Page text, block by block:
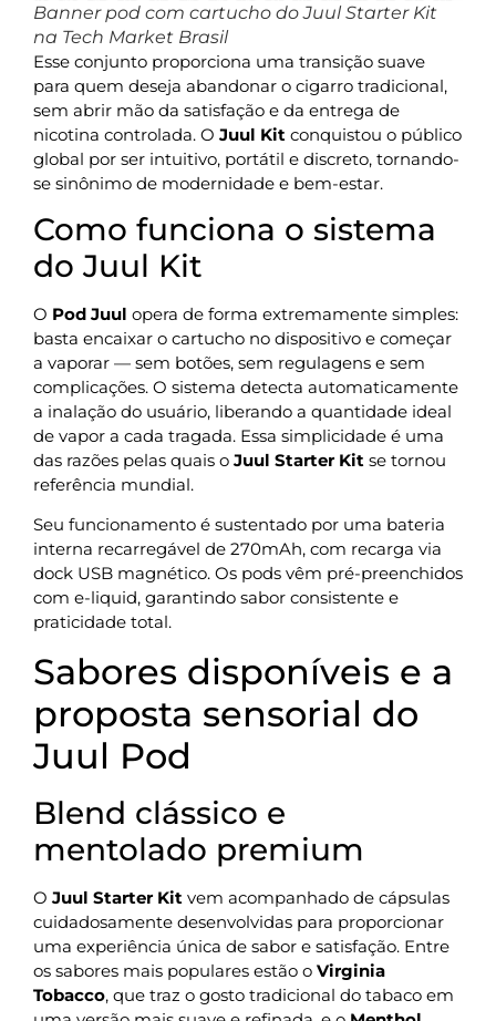
Banner pod com cartucho do Juul Starter Kit
na Tech Market Brasil
Esse conjunto proporciona uma transição suave
para quem deseja abandonar o cigarro tradicional,
sem abrir mão da satisfação e da entrega de
nicotina controlada. O Juul Kit conquistou o público
global por ser intuitivo, portátil e discreto, tornando-
se sinônimo de modernidade e bem-estar.
Como funciona o sistema
do Juul Kit
O Pod Juul opera de forma extremamente simples:
basta encaixar o cartucho no dispositivo e começar
a vaporar — sem botões, sem regulagens e sem
complicações. O sistema detecta automaticamente
a inalação do usuário, liberando a quantidade ideal
de vapor a cada tragada. Essa simplicidade é uma
das razões pelas quais o Juul Starter Kit se tornou
referência mundial.
Seu funcionamento é sustentado por uma bateria
interna recarregável de 270mAh, com recarga via
dock USB magnético. Os pods vêm pré-preenchidos
com e-liquid, garantindo sabor consistente e
praticidade total.
Sabores disponíveis e a
proposta sensorial do
Juul Pod
Blend clássico e
mentolado premium
O Juul Starter Kit vem acompanhado de cápsulas
cuidadosamente desenvolvidas para proporcionar
uma experiência única de sabor e satisfação. Entre
os sabores mais populares estão o Virginia
Tobacco, que traz o gosto tradicional do tabaco em